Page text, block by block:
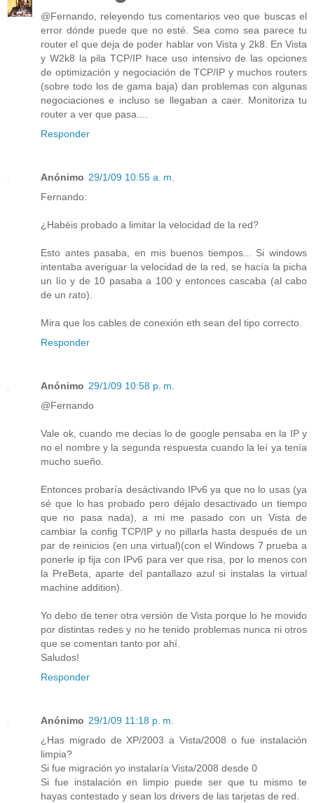
@Fernando, releyendo tus comentarios veo que buscas el
error dónde puede que no esté. Sea como sea parece tu
router el que deja de poder hablar von Vista y 2k8. En Vista
y W2k8 la pila TCP/IP hace uso intensivo de las opciones
de optimización y negociación de TCP/IP y muchos routers
(sobre todo los de gama baja) dan problemas con algunas
negociaciones e incluso se llegaban a caer. Monitoriza tu
router a ver que pasa....
Responder
Anónimo 29/1/09 10:55 a. m.
Fernando:
¿Habéis probado a limitar la velocidad de la red?
Esto antes pasaba, en mis buenos tiempos... Si windows
intentaba averiguar la velocidad de la red, se hacía la picha
un lío y de 10 pasaba a 100 y entonces cascaba (al cabo
de un rato).
Mira que los cables de conexión eth sean del tipo correcto.
Responder
Anónimo 29/1/09 10:58 p. m.
@Fernando
Vale ok, cuando me decias lo de google pensaba en la IP y
no el nombre y la segunda respuesta cuando la leí ya tenía
mucho sueño.
Entonces probaría desáctivando IPv6 ya que no lo usas (ya
sé que lo has probado pero déjalo desactivado un tiempo
que no pasa nada), a mi me pasado con un Vista de
cambiar la config TCP/IP y no pillarla hasta después de un
par de reinicios (en una virtual)(con el Windows 7 prueba a
ponerle ip fija con IPv6 para ver que risa, por lo menos con
la PreBeta, aparte del pantallazo azul si instalas la virtual
machine addition).
Yo debo de tener otra versión de Vista porque lo he movido
por distintas redes y no he tenido problemas nunca ni otros
que se comentan tanto por ahí.
Saludos!
Responder
Anónimo 29/1/09 11:18 p. m.
¿Has migrado de XP/2003 a Vista/2008 o fue instalación
limpia?
Si fue migración yo instalaría Vista/2008 desde 0
Si fue instalación en limpio puede ser que tu mismo te
hayas contestado y sean los drivers de las tarjetas de red.